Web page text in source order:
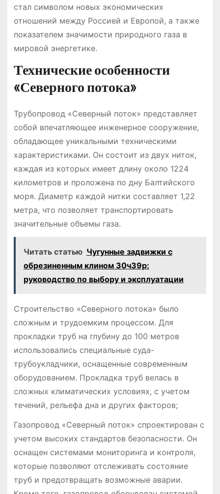
стал символом новых экономических
отношений между Россией и Европой, а также
показателем значимости природного газа в
мировой энергетике.
Технические особенности
«Северного потока»
Трубопровод «Северный поток» представляет
собой впечатляющее инженерное сооружение,
обладающее уникальными техническими
характеристиками. Он состоит из двух ниток,
каждая из которых имеет длину около 1224
километров и проложена по дну Балтийского
моря. Диаметр каждой нитки составляет 1,22
метра, что позволяет транспортировать
значительные объемы газа.
Читать статью Чугунные задвижки с
обрезиненным клином 30ч39р:
руководство по выбору и эксплуатации
Строительство «Северного потока» было
сложным и трудоемким процессом. Для
прокладки труб на глубину до 100 метров
использовались специальные суда-
трубоукладчики, оснащенные современным
оборудованием. Прокладка труб велась в
сложных климатических условиях, с учетом
течений, рельефа дна и других факторов;
Газопровод «Северный поток» спроектирован с
учетом высоких стандартов безопасности. Он
оснащен системами мониторинга и контроля,
которые позволяют отслеживать состояние
труб и предотвращать возможные аварии.